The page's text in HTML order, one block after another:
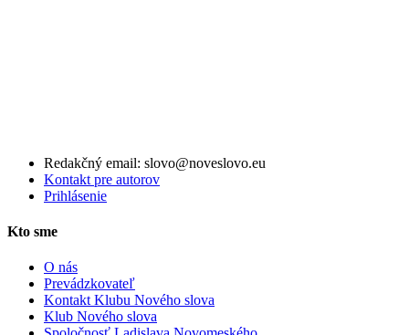
Redakčný email: slovo@noveslovo.eu
Kontakt pre autorov
Prihlásenie
Kto sme
O nás
Prevádzkovateľ
Kontakt Klubu Nového slova
Klub Nového slova